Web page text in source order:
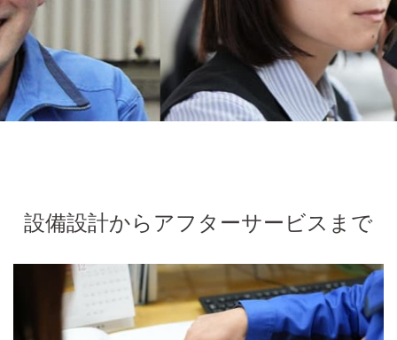
設備設計からアフターサービスまで